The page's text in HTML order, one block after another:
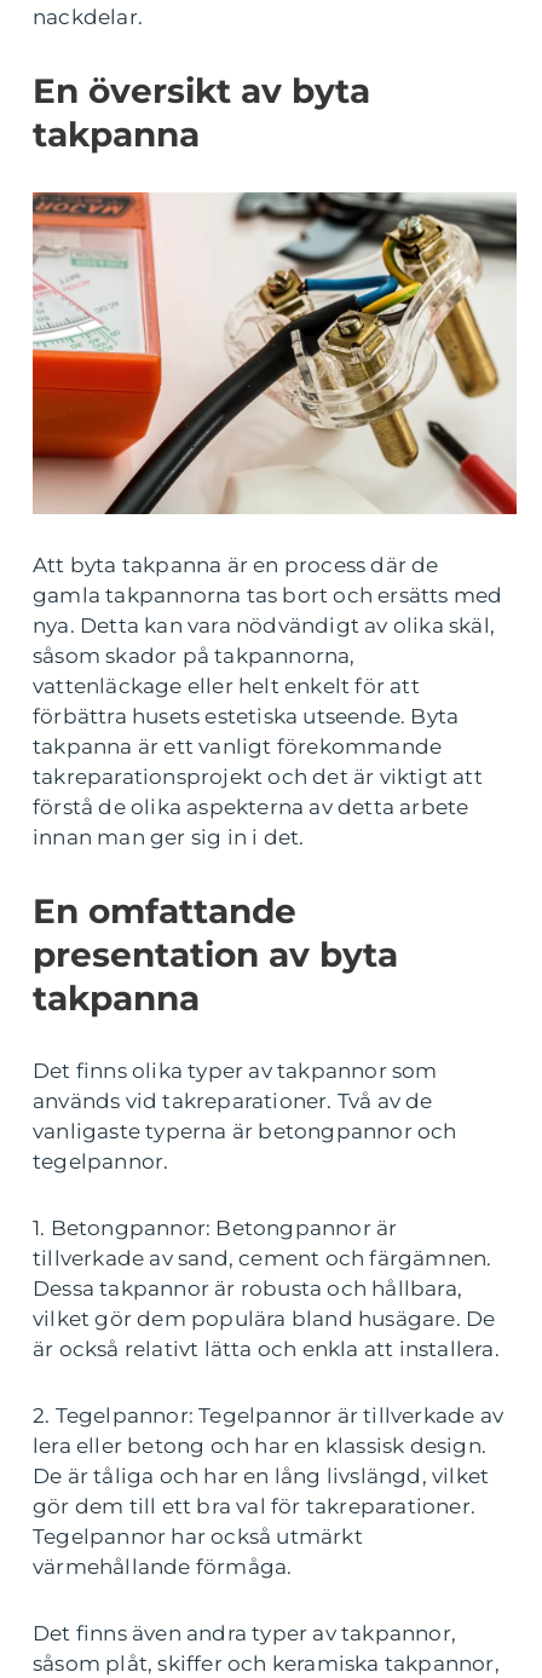
nackdelar.
En översikt av byta
takpanna
Att byta takpanna är en process där de
gamla takpannorna tas bort och ersätts med
nya. Detta kan vara nödvändigt av olika skäl,
såsom skador på takpannorna,
vattenläckage eller helt enkelt för att
förbättra husets estetiska utseende. Byta
takpanna är ett vanligt förekommande
takreparationsprojekt och det är viktigt att
förstå de olika aspekterna av detta arbete
innan man ger sig in i det.
En omfattande
presentation av byta
takpanna
Det finns olika typer av takpannor som
används vid takreparationer. Två av de
vanligaste typerna är betongpannor och
tegelpannor.
1. Betongpannor: Betongpannor är
tillverkade av sand, cement och färgämnen.
Dessa takpannor är robusta och hållbara,
vilket gör dem populära bland husägare. De
är också relativt lätta och enkla att installera.
2. Tegelpannor: Tegelpannor är tillverkade av
lera eller betong och har en klassisk design.
De är tåliga och har en lång livslängd, vilket
gör dem till ett bra val för takreparationer.
Tegelpannor har också utmärkt
värmehållande förmåga.
Det finns även andra typer av takpannor,
såsom plåt, skiffer och keramiska takpannor,